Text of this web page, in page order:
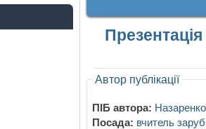
Автор публікації
ПІБ автора:
Посада: вчитель